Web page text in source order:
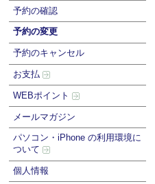
予約の確認
予約の変更
予約のキャンセル
お支払
WEBポイント
メールマガジン
パソコン・iPhone の利用環境に
ついて
個人情報